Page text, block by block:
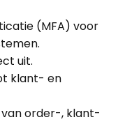
(MFA) voor
uit.
klant- en
order-, klant-